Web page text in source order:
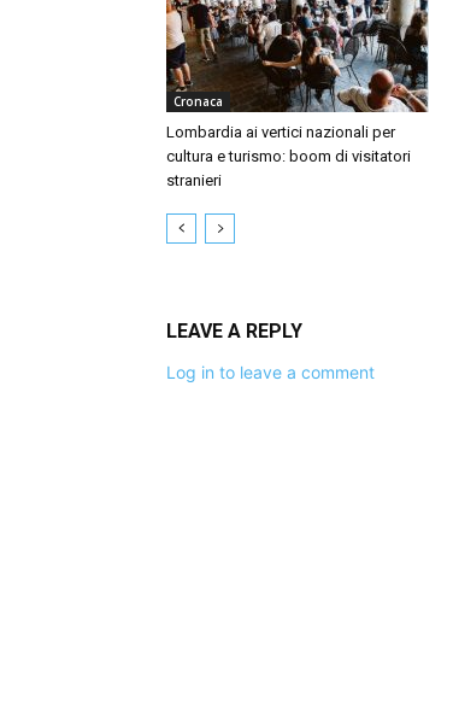
Cronaca
Lombardia ai vertici nazionali per
cultura e turismo: boom di visitatori
stranieri
LEAVE A REPLY
Log in to leave a comment